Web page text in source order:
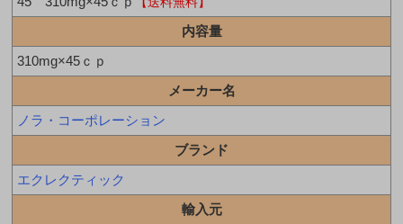
内容量
310mg×45ｃｐ
メーカー名
ノラ・コーポレーション
ブランド
エクレクティック
輸入元